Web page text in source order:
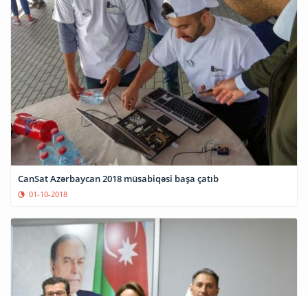
CanSat Azərbaycan 2018 müsabiqəsi başa çatıb
01-10-2018